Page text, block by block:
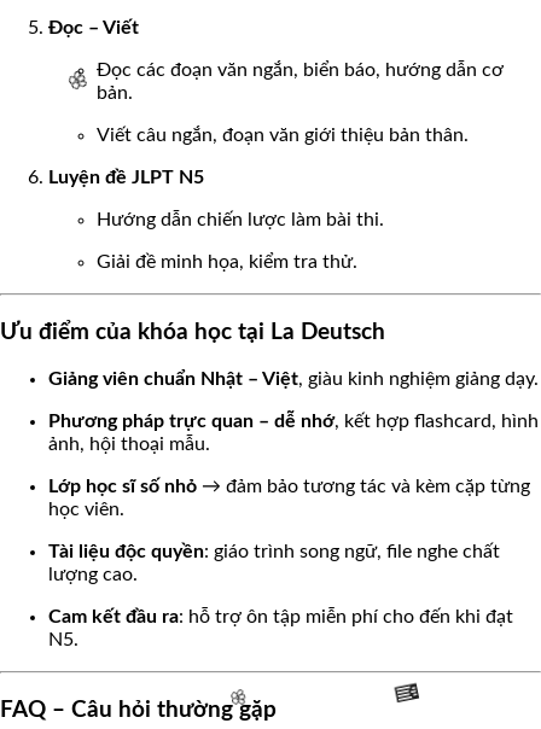
🌸
🌸
Đọc – Viết
Đọc các đoạn văn ngắn, biển báo, hướng dẫn cơ
bản.
Viết câu ngắn, đoạn văn giới thiệu bản thân.
Luyện đề JLPT N5
Hướng dẫn chiến lược làm bài thi.
Giải đề minh họa, kiểm tra thử.
Ưu điểm của khóa học tại La Deutsch
Giảng viên chuẩn Nhật – Việt, giàu kinh nghiệm giảng dạy.
Phương pháp trực quan – dễ nhớ, kết hợp flashcard, hình
ảnh, hội thoại mẫu.
Lớp học sĩ số nhỏ → đảm bảo tương tác và kèm cặp từng
học viên.
Tài liệu độc quyền: giáo trình song ngữ, file nghe chất
lượng cao.
Cam kết đầu ra: hỗ trợ ôn tập miễn phí cho đến khi đạt
N5.
FAQ – Câu hỏi thường gặp